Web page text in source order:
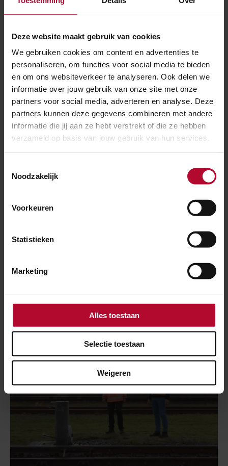
Deze website maakt gebruik van cookies
We gebruiken cookies om content en advertenties te
personaliseren, om functies voor social media te bieden
en om ons websiteverkeer te analyseren. Ook delen we
informatie over jouw gebruik van onze site met onze
partners voor social media, adverteren en analyse. Deze
partners kunnen deze gegevens combineren met andere
informatie die jij aan ze hebt verstrekt of die ze hebben
verzameld op basis van jouw gebruik van hun services.
Noodzakelijk
Voorkeuren
Statistieken
Marketing
Alles toestaan
Selectie toestaan
Weigeren
Meer nieuws
Raildagen